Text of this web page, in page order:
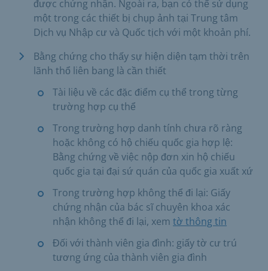
được chứng nhận. Ngoài ra, bạn có thể sử dụng
một trong các thiết bị chụp ảnh tại Trung tâm
Dịch vụ Nhập cư và Quốc tịch với một khoản phí.
Bằng chứng cho thấy sự hiện diện tạm thời trên
lãnh thổ liên bang là cần thiết
Tài liệu về các đặc điểm cụ thể trong từng
trường hợp cụ thể
Trong trường hợp danh tính chưa rõ ràng
hoặc không có hộ chiếu quốc gia hợp lệ:
Bằng chứng về việc nộp đơn xin hộ chiếu
quốc gia tại đại sứ quán của quốc gia xuất xứ
Trong trường hợp không thể đi lại: Giấy
chứng nhận của bác sĩ chuyên khoa xác
nhận không thể đi lại, xem tờ thông tin
Đối với thành viên gia đình: giấy tờ cư trú
tương ứng của thành viên gia đình